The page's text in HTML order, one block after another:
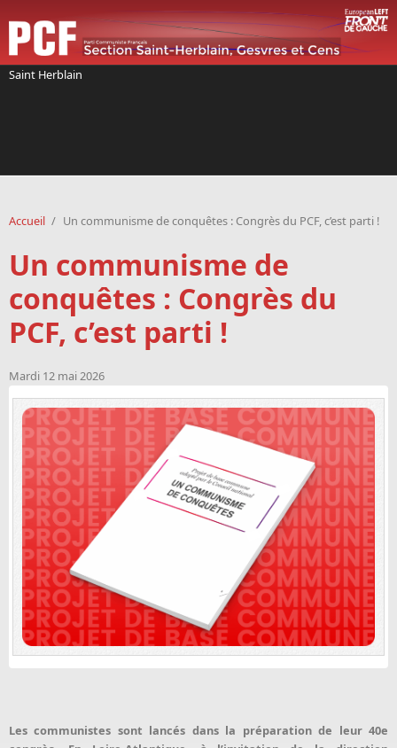
Saint Herblain
Accueil / Un communisme de conquêtes : Congrès du PCF, c’est parti !
Un communisme de
conquêtes : Congrès du
PCF, c’est parti !
Mardi 12 mai 2026
Les communistes sont lancés dans la préparation de leur 40e